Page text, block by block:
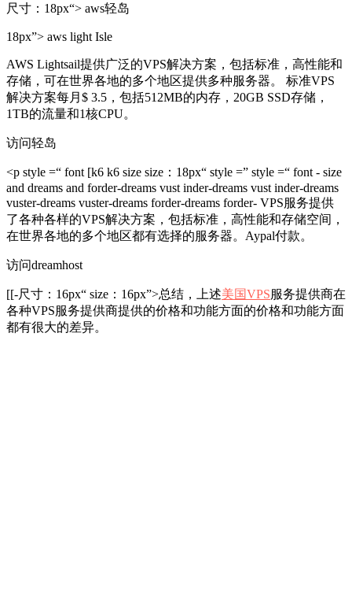
尺寸：18px“> aws轻岛
18px”> aws light Isle
AWS Lightsail提供广泛的VPS解决方案，包括标准，高性能和
存储，可在世界各地的多个地区提供多种服务器。 标准VPS
解决方案每月$ 3.5，包括512MB的内存，20GB SSD存储，
1TB的流量和1核CPU。
访问轻岛
<p style =“ font [k6 k6 size size：18px“ style =” style =“ font - size
and dreams and forder-dreams vust inder-dreams vust inder-dreams
vuster-dreams vuster-dreams forder-dreams forder- VPS服务提供
了各种各样的VPS解决方案，包括标准，高性能和存储空间，
在世界各地的多个地区都有选择的服务器。Aypal付款。
访问dreamhost
[[-尺寸：16px“ size：16px”>总结，上述美国VPS服务提供商在
各种VPS服务提供商提供的价格和功能方面的价格和功能方面
都有很大的差异。